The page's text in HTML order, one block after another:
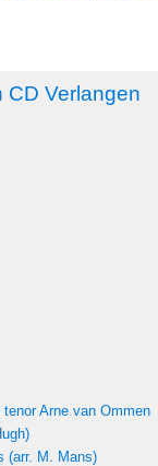
CD Verlangen
Arne van Ommen
(arr. M. Mans)